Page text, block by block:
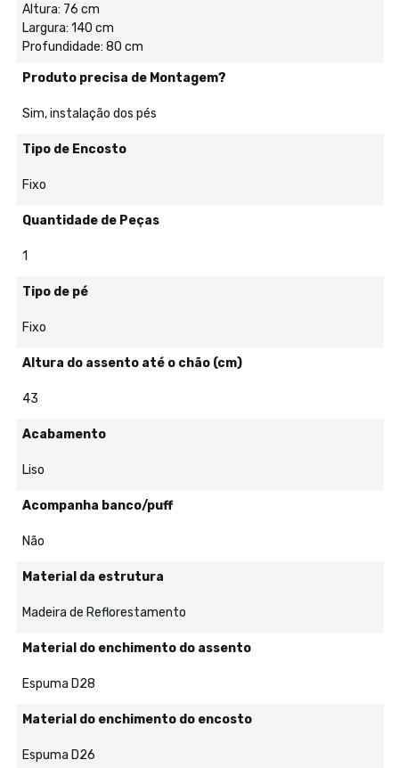
Altura: 76 cm
Largura: 140 cm
Profundidade: 80 cm
Produto precisa de Montagem?
Sim, instalação dos pés
Tipo de Encosto
Fixo
Quantidade de Peças
1
Tipo de pé
Fixo
Altura do assento até o chão (cm)
43
Acabamento
Liso
Acompanha banco/puff
Não
Material da estrutura
Madeira de Reflorestamento
Material do enchimento do assento
Espuma D28
Material do enchimento do encosto
Espuma D26